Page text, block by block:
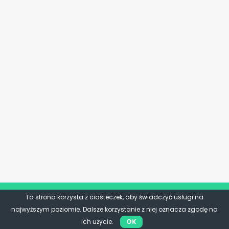
Ta strona korzysta z ciasteczek, aby świadczyć usługi na
najwyższym poziomie. Dalsze korzystanie z niej oznacza zgodę na
ich użycie.
OK